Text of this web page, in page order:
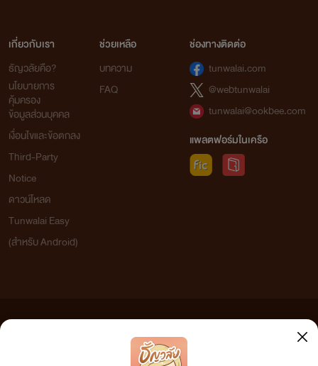
เกี่ยวกับเรา
ธัญวลัยคือ?
นโยบายการ
คุ้มครอง
ข้อมูลส่วนบุคคล
เงื่อนไขและข้อตกลง
Third-Party
Notice
ดาวน์โหลด
Tunwalai Easy
(สำหรับ Android)
ช่วยเหลือ
บทความ
FAQ
ช่องทางติดต่อ
tunwalai.com
@webtunwalai
tunwalai@ookbee.com
แพลตฟอร์มในเครือ
เว็บไซต์แห่งนี้ไม่ได้เห็นด้วยและไม่ขอรับผิดชอบต่อข้อความใดๆ ทั้งสิ้น ดังนั้นผู้อ่านทุกท่านโปรดใช้
วิจารณญาณในการกลั่นกรองด้วยตนเอง และหากท่านพบข้อความใดๆ ที่ขัดต่อกฎหมายและศีลธรรม